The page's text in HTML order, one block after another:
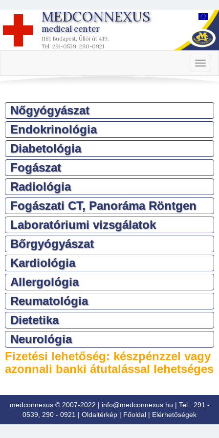
MEDCONNEXUS
medical center
1181 Budapest, Üllői út 419.
Tel: 291-0539; 290-0921
Nőgyógyászat
Endokrinológia
Diabetológia
Fogászat
Radiológia
Fogászati CT, Panoráma Röntgen
Laboratóriumi vizsgálatok
Bőrgyógyászat
Kardiológia
Allergológia
Reumatológia
Dietetika
Neurológia
Fizetési lehetőség: készpénzzel vagy
azonnali banki átutalással lehetséges
medconnexus © 2007-2022 | info@medconnexus.hu | Tel.: 291 -
0539, 290 - 0921 | Oldaltérkép | Főoldal | Elérhetőségek